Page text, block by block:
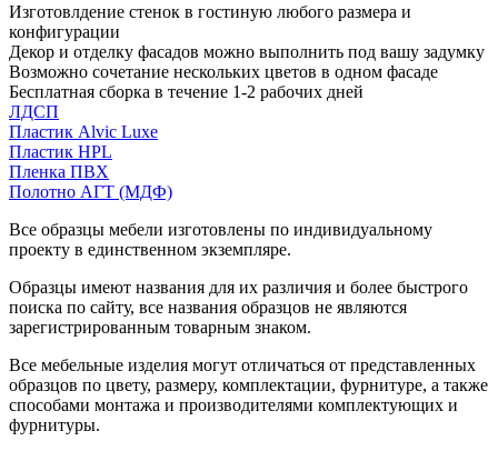
Изготовлдение стенок в гостиную любого размера и
конфигурации
Декор и отделку фасадов можно выполнить под вашу задумку
Возможно сочетание нескольких цветов в одном фасаде
Бесплатная сборка в течение 1-2 рабочих дней
ЛДСП
Пластик Alvic Luxe
Пластик HPL
Пленка ПВХ
Полотно АГТ (МДФ)
Все образцы мебели изготовлены по индивидуальному
проекту в единственном экземпляре.
Образцы имеют названия для их различия и более быстрого
поиска по сайту, все названия образцов не являются
зарегистрированным товарным знаком.
Все мебельные изделия могут отличаться от представленных
образцов по цвету, размеру, комплектации, фурнитуре, а также
способами монтажа и производителями комплектующих и
фурнитуры.